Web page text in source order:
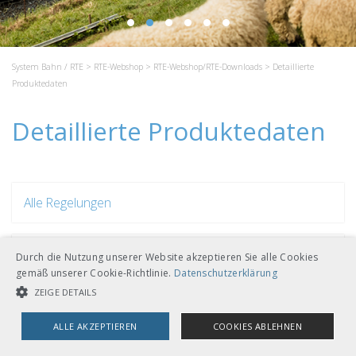
System Bahn / RTE > RTE-Webshop > RTE-Webshop/RTE-Downloads > Detaillierte
Produktedaten
Detaillierte Produktedaten
Alle Regelungen
Nur RTE-Regelungen
Durch die Nutzung unserer Website akzeptieren Sie alle Cookies
gemäß unserer Cookie-Richtlinie. Datenschutzerklärung
ZEIGE DETAILS
ALLE AKZEPTIEREN COOKIES ABLEHNEN